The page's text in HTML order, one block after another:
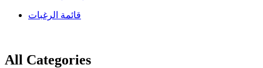
قائمة الرغبات
All Categories